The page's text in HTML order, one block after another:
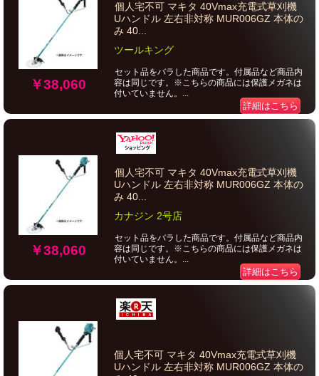
￥38,060
個人宅不可 マキタ 40Vmax充電式草刈機
Uハンドル 左右非対称 MUR006GZ 本体の
み 40...
ツールキング
セット品をバラした商品です。付属品など商品内
容は同じです。※こちらの商品には保護メガネは
付いていません。...
詳細はこちら
￥38,060
個人宅不可 マキタ 40Vmax充電式草刈機
Uハンドル 左右非対称 MUR006GZ 本体の
み 40...
カナジン 2号店
セット品をバラした商品です。付属品など商品内
容は同じです。※こちらの商品には保護メガネは
付いていません。...
詳細はこちら
個人宅不可 マキタ 40Vmax充電式草刈機
Uハンドル 左右非対称 MUR006GZ 本体の